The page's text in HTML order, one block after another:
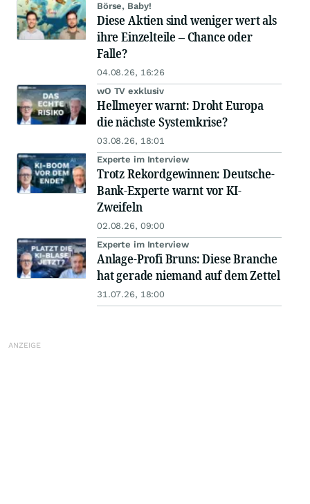
Börse, Baby!
Diese Aktien sind weniger wert als
ihre Einzelteile – Chance oder
Falle?
04.08.26, 16:26
wO TV exklusiv
Hellmeyer warnt: Droht Europa
die nächste Systemkrise?
03.08.26, 18:01
Experte im Interview
Trotz Rekordgewinnen: Deutsche-
Bank-Experte warnt vor KI-
Zweifeln
02.08.26, 09:00
Experte im Interview
Anlage-Profi Bruns: Diese Branche
hat gerade niemand auf dem Zettel
31.07.26, 18:00